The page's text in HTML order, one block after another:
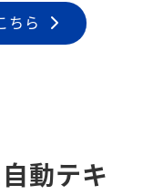
ちら
動テキ